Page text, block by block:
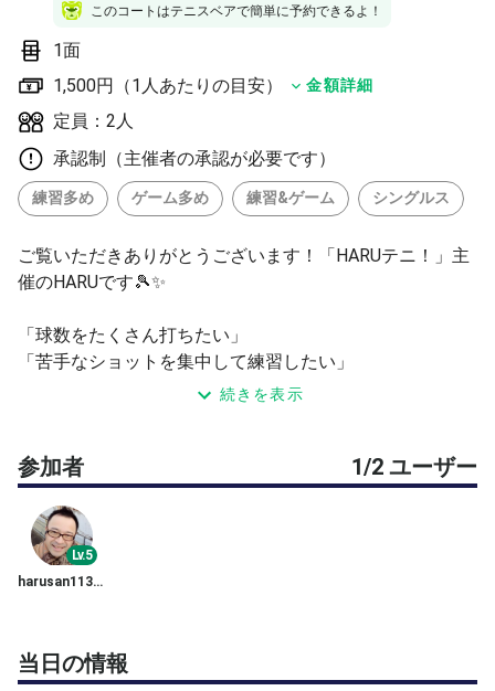
このコートはテニスベアで簡単に予約できるよ！
1面
1,500円（1人あたりの目安）
金額詳細
定員：2人
承認制（主催者の承認が必要です）
練習多め ゲーム多め 練習&ゲーム シングルス
ご覧いただきありがとうございます！「HARUテニ！」主
催のHARUです🎾✨
「球数をたくさん打ちたい」
「苦手なショットを集中して練習したい」
「スクールでは物足りないから、自分のペースで特訓した
そんな方にピッタリの、1時間限定・マンツーマンプライ
ベート練習会を開催します！
初級～中級の方を対象としておりますので、ミスを気にせ
ず、楽しくご自身の課題に向き合っていただけます。
🎾 練習メニューについて
続きを表示
参加者 1/2 ユーザー
Lv.5
harusan113(はるさん)
当日の情報